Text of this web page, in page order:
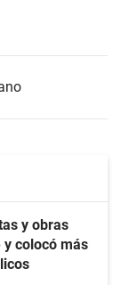
y obras
colocó más